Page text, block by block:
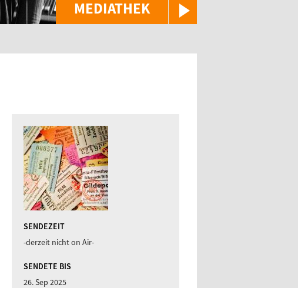
MEDIATHEK
SENDEZEIT
-derzeit nicht on Air-
SENDETE BIS
26. Sep 2025